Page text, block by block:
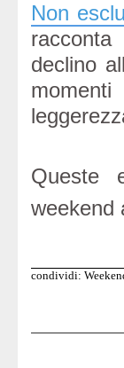
Non
declino
Queste
weekend
condividi: